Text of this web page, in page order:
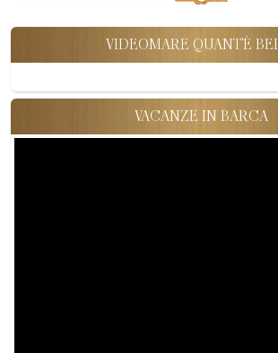
VIDEOMARE QUANT'È
VACANZE IN BARCA